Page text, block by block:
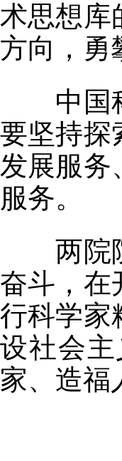
术思想库
方向，勇
中国科
要坚持探
发展服务
服务。
两院院
奋斗，在
行科学家
设社会
家、造